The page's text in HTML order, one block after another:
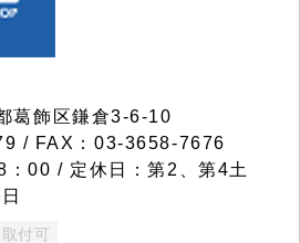
飾区鎌倉3-6-10
/ FAX：03-3658-7676
00 / 定休日：第2、第4土
付可